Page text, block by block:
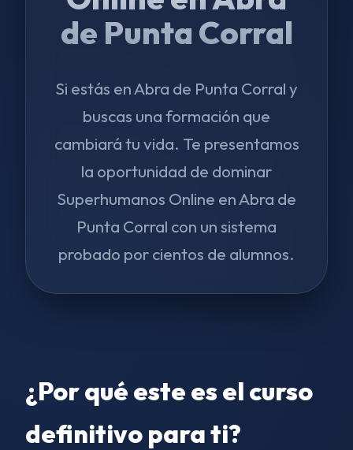
de Punta Corral
Si estás en Abra de Punta Corral y
buscas una formación que
cambiará tu vida. Te presentamos
la oportunidad de dominar
Superhumanos Online en Abra de
Punta Corral con un sistema
probado por cientos de alumnos.
¿Por qué este es el curso
definitivo para ti?